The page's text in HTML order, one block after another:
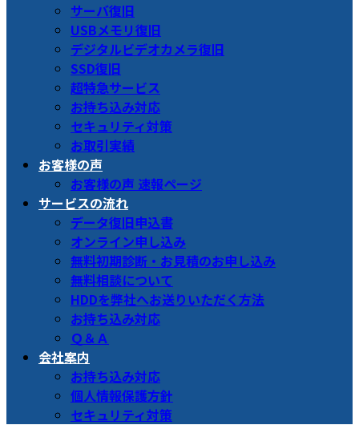
サーバ復旧
USBメモリ復旧
デジタルビデオカメラ復旧
SSD復旧
超特急サービス
お持ち込み対応
セキュリティ対策
お取引実績
お客様の声
お客様の声 速報ページ
サービスの流れ
データ復旧申込書
オンライン申し込み
無料初期診断・お見積のお申し込み
無料相談について
HDDを弊社へお送りいただく方法
お持ち込み対応
Ｑ＆Ａ
会社案内
お持ち込み対応
個人情報保護方針
セキュリティ対策